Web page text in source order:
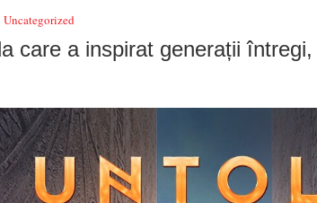
Uncategorized
care a inspirat generații